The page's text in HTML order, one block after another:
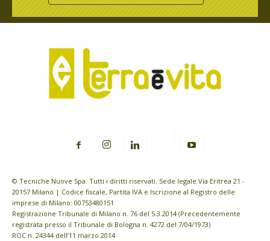
© Tecniche Nuove Spa. Tutti i diritti riservati. Sede legale Via Eritrea 21 -
20157 Milano | Codice fiscale, Partita IVA e Iscrizione al Registro delle
imprese di Milano: 00753480151
Registrazione Tribunale di Milano n. 76 del 5.3.2014 (Precedentemente
registrata presso il Tribunale di Bologna n. 4272 del 7/04/1973)
ROC n. 24344 dell’11 marzo 2014